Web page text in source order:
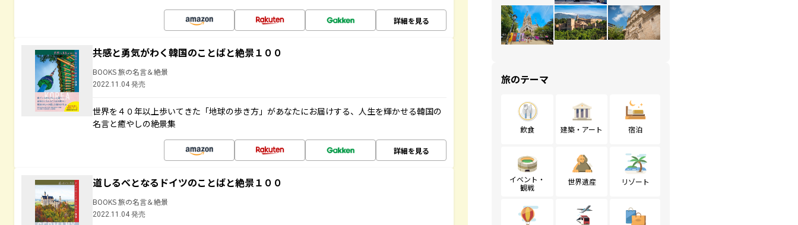
詳細を見る
共感と勇気がわく韓国のことばと絶景１００
BOOKS 旅の名言＆絶景
2022.11.04 発売
世界を４０年以上歩いてきた「地球の歩き方」があなたにお届けする、人生を輝かせる韓国の
名言と癒やしの絶景集
詳細を見る
道しるべとなるドイツのことばと絶景１００
BOOKS 旅の名言＆絶景
2022.11.04 発売
旅のテーマ
飲食 建築・アート 宿泊
イベント・
観戦
世界遺産 リゾート